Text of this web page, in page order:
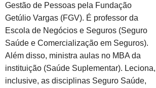
Gestão de Pessoas pela Fundação
Getúlio Vargas (FGV). É professor da
Escola de Negócios e Seguros (Seguro
Saúde e Comercialização em Seguros).
Além disso, ministra aulas no MBA da
instituição (Saúde Suplementar). Leciona,
inclusive, as disciplinas Seguro Saúde,